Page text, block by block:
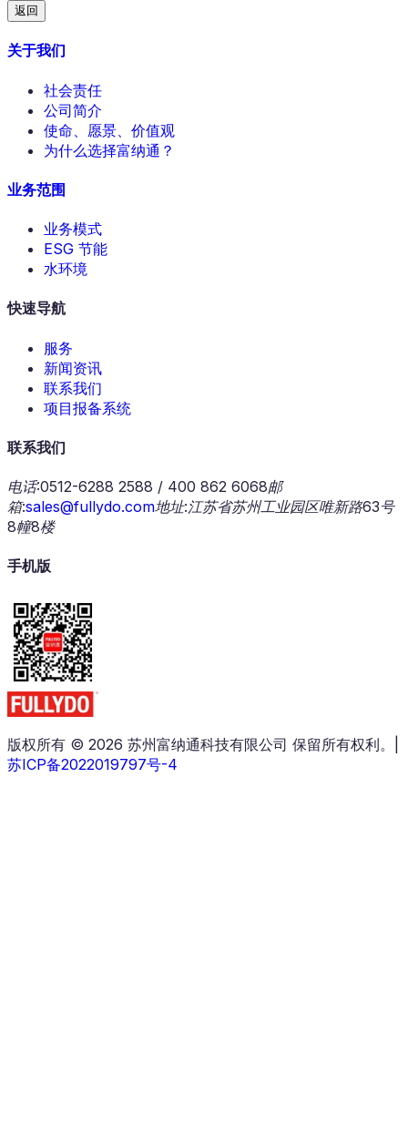
返回
关于我们
社会责任
公司简介
使命、愿景、价值观
为什么选择富纳通？
业务范围
业务模式
ESG 节能
水环境
快速导航
服务
新闻资讯
联系我们
项目报备系统
联系我们
电话:0512-6288 2588 / 400 862 6068邮
箱:sales@fullydo.com地址:江苏省苏州工业园区唯新路63号
8幢8楼
手机版
版权所有 © 2026 苏州富纳通科技有限公司 保留所有权利。
苏ICP备2022019797号-4